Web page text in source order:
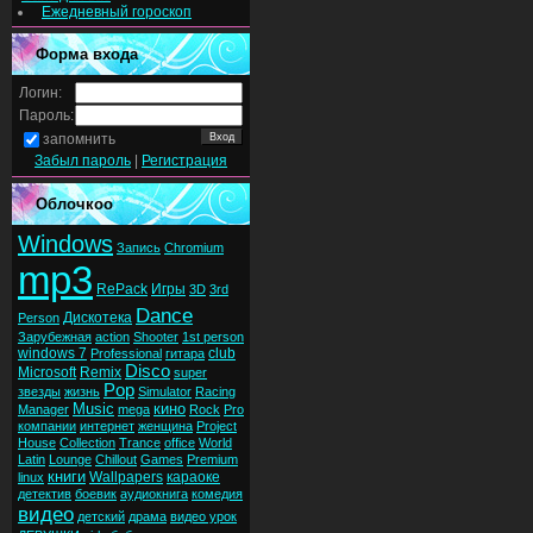
Ежедневный гороскоп
Форма входа
Логин:
Пароль:
запомнить
Забыл пароль
Регистрация
Облочкоо
Windows Запись Chromium
mp3 RePack Игры 3D 3rd
Person Дискотека Dance
Зарубежная action Shooter 1st person
windows 7 Professional гитара club
Microsoft Remix Disco super
звезды жизнь Pop Simulator Racing
Manager Music mega кино Rock Pro
компании интернет женщина Project
House Collection Trance office World
Latin Lounge Chillout Games Premium
linux книги Wallpapers караоке
детектив боевик аудиокнига комедия
видео детский драма видео урок